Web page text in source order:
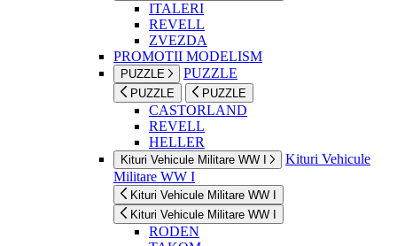
ITALERI
REVELL
ZVEZDA
PROMOTII MODELISM
PUZZLE PUZZLE
PUZZLE PUZZLE
CASTORLAND
REVELL
HELLER
Kituri Vehicule Militare WW I
Kituri Vehicule
Militare WW I
Kituri Vehicule Militare WW I
Kituri Vehicule Militare WW I
RODEN